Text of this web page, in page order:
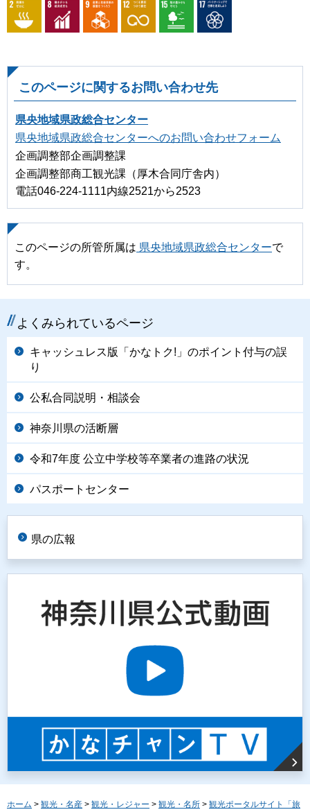
このページに関するお問い合わせ先
県央地域県政総合センター
県央地域県政総合センターへのお問い合わせフォーム
企画調整部企画調整課
企画調整部商工観光課（厚木合同庁舎内）
電話046-224-1111内線2521から2523
このページの所管所属は 県央地域県政総合センターで
す。
よくみられているページ
キャッシュレス版「かなトク!」のポイント付与の誤
り
公私合同説明・相談会
神奈川県の活断層
令和7年度 公立中学校等卒業者の進路の状況
パスポートセンター
県の広報
ホーム > 観光・名産 > 観光・レジャー > 観光・名所 > 観光ポータルサイト「旅